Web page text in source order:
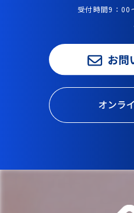
受付時間9：00